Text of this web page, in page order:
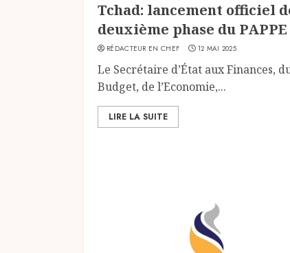
Tchad: lancement officiel
deuxième phase du PAPPE
RÉDACTEUR EN CHEF 12 MAI 2025
Le Secrétaire d’État aux Finances,
Budget, de l’Economie,...
LIRE LA SUITE